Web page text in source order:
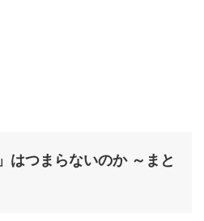
はつまらないのか ～まと